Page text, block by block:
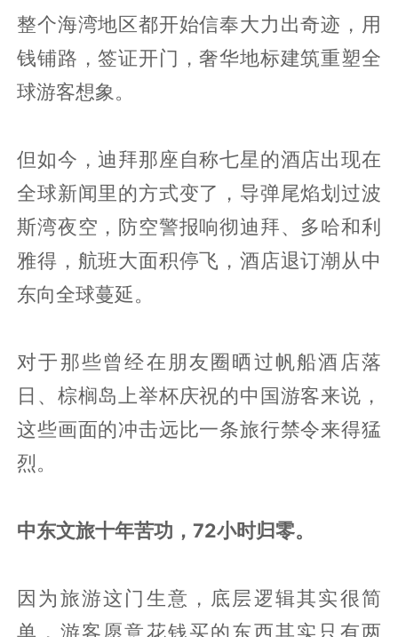
整个海湾地区都开始信奉大力出奇迹，用
钱铺路，签证开门，奢华地标建筑重塑全
球游客想象。
但如今，迪拜那座自称七星的酒店出现在
全球新闻里的方式变了，导弹尾焰划过波
斯湾夜空，防空警报响彻迪拜、多哈和利
雅得，航班大面积停飞，酒店退订潮从中
东向全球蔓延。
对于那些曾经在朋友圈晒过帆船酒店落
日、棕榈岛上举杯庆祝的中国游客来说，
这些画面的冲击远比一条旅行禁令来得猛
烈。
中东文旅十年苦功，72小时归零。
因为旅游这门生意，底层逻辑其实很简
单，游客愿意花钱买的东西其实只有两